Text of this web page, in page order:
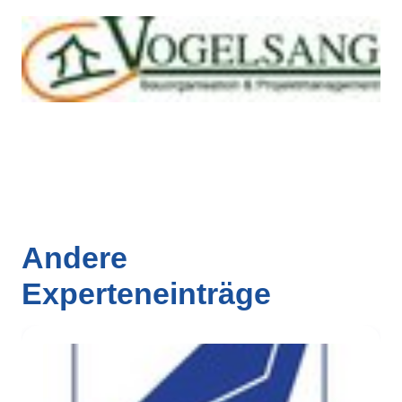
Andere
Experteneinträge